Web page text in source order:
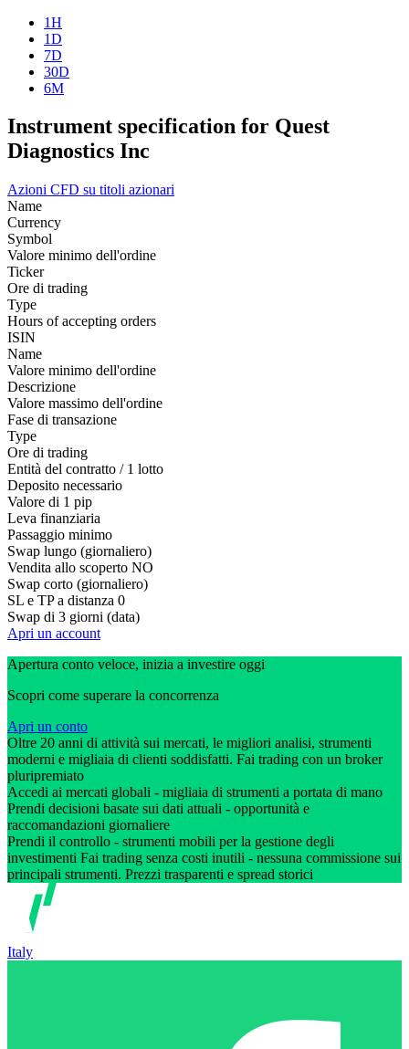
1H
1D
7D
30D
6M
Instrument specification for Quest
Diagnostics Inc
Azioni CFD su titoli azionari
Name
Currency
Symbol
Valore minimo dell'ordine
Ticker
Ore di trading
Type
Hours of accepting orders
ISIN
Name
Valore minimo dell'ordine
Descrizione
Valore massimo dell'ordine
Fase di transazione
Type
Ore di trading
Entità del contratto / 1 lotto
Deposito necessario
Valore di 1 pip
Leva finanziaria
Passaggio minimo
Swap lungo (giornaliero)
Vendita allo scoperto NO
Swap corto (giornaliero)
SL e TP a distanza 0
Swap di 3 giorni (data)
Apri un account
Apertura conto veloce, inizia a investire oggi
Scopri come superare la concorrenza
Apri un conto
Oltre 20 anni di attività sui mercati, le migliori analisi, strumenti
moderni e migliaia di clienti soddisfatti. Fai trading con un broker
pluripremiato
Accedi ai mercati globali - migliaia di strumenti a portata di mano
Prendi decisioni basate sui dati attuali - opportunità e
raccomandazioni giornaliere
Prendi il controllo - strumenti mobili per la gestione degli
investimenti Fai trading senza costi inutili - nessuna commissione sui
principali strumenti. Prezzi trasparenti e spread storici
Italy